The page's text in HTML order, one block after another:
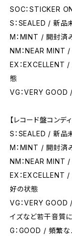
SOC：STICKER
S：SEALED / 新品
M：MINT / 開封済
NM：NEAR MINT
EX：EXCELLENT /
態
VG：VERY GOOD
【レコード盤コンデ
S：SEALED / 新品
M：MINT / 開封済
NM：NEAR MINT
EX：EXCELLENT /
好の状態
VG：VERY GOOD
イズなど若干音質
G：GOOD / 頻繁な